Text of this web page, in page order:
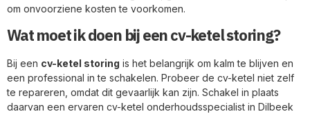
om onvoorziene kosten te voorkomen.
Wat moet ik doen bij een cv-ketel storing?
Bij een cv-ketel storing is het belangrijk om kalm te blijven en
een professional in te schakelen. Probeer de cv-ketel niet zelf
te repareren, omdat dit gevaarlijk kan zijn. Schakel in plaats
daarvan een ervaren cv-ketel onderhoudsspecialist in Dilbeek